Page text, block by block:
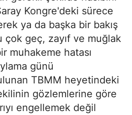
Kongre'deki sürece
ya da başka bir bakış
çok geç, zayıf ve muğlak
muhakeme hatası
günü
TBMM heyetindeki
gözlemlerine göre
engellemek değil